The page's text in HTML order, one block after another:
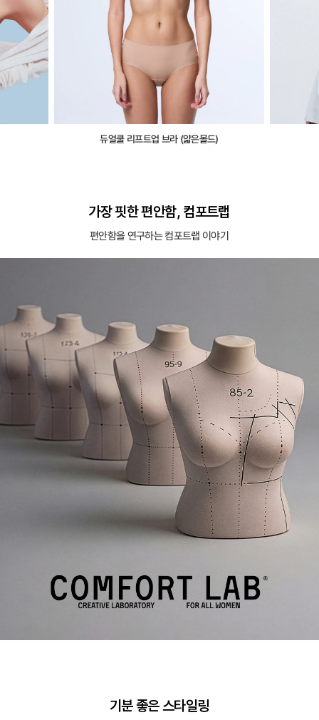
듀얼쿨 리프트업 브라 (얇은몰드)
가장 핏한 편안함, 컴포트랩
편안함을 연구하는 컴포트랩 이야기
기분 좋은 스타일링